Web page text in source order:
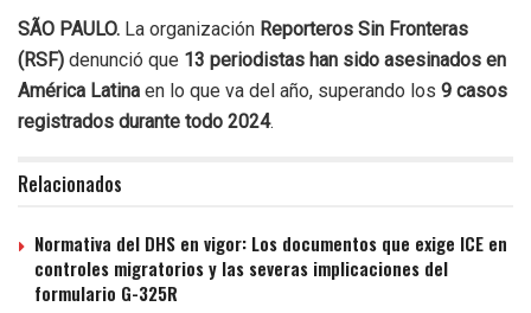
SÃO PAULO. La organización Reporteros Sin Fronteras
(RSF) denunció que 13 periodistas han sido asesinados en
América Latina en lo que va del año, superando los 9 casos
registrados durante todo 2024.
Relacionados
Normativa del DHS en vigor: Los documentos que exige ICE en
controles migratorios y las severas implicaciones del
formulario G-325R